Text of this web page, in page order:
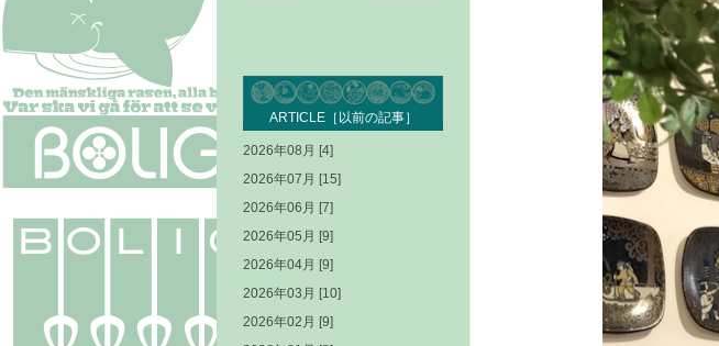
ARTICLE［以前の記事］
2026年08月 [4]
2026年07月 [15]
2026年06月 [7]
2026年05月 [9]
2026年04月 [9]
2026年03月 [10]
2026年02月 [9]